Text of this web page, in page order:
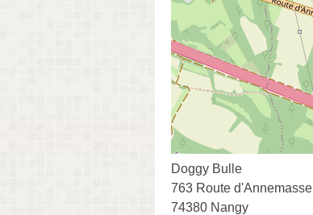
Doggy Bulle
763 Route d'Annemasse
74380 Nangy